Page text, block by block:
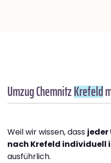
Umzug ChemnitzKrefeld
Weil wir wissen, dass jeder
nach Krefeld individuell
ausführlich.